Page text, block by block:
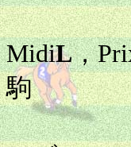
バスリ
MidiL，
駒
｜ バ